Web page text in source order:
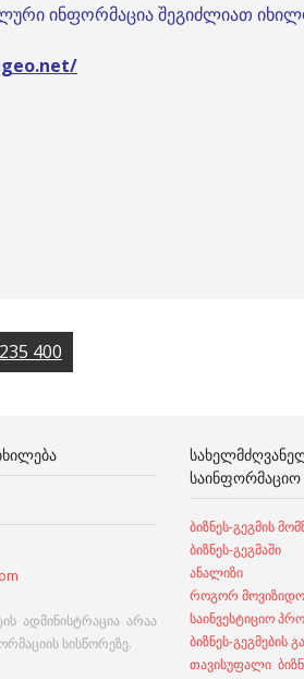
ინფორმაცია შეგიძლიათ
400
ადმინისტრაცია არაა
სისწორეზე.
ᲡᲐᲘᲜᲤᲝᲠᲛᲐᲪᲘᲝ
ბიზნეს-გეგმის
ბიზნეს-
ანალიზი
როგორ
საინვესტიციო
ბიზნეს-გეგმების
თავისუფალი